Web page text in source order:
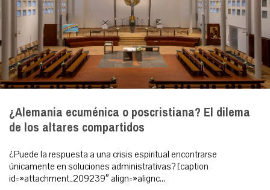
¿Alemania ecuménica o poscristiana? El dilema
de los altares compartidos
¿Puede la respuesta a una crisis espiritual encontrarse
únicamente en soluciones administrativas? [caption
id=»attachment_209239″ align=»alignc...